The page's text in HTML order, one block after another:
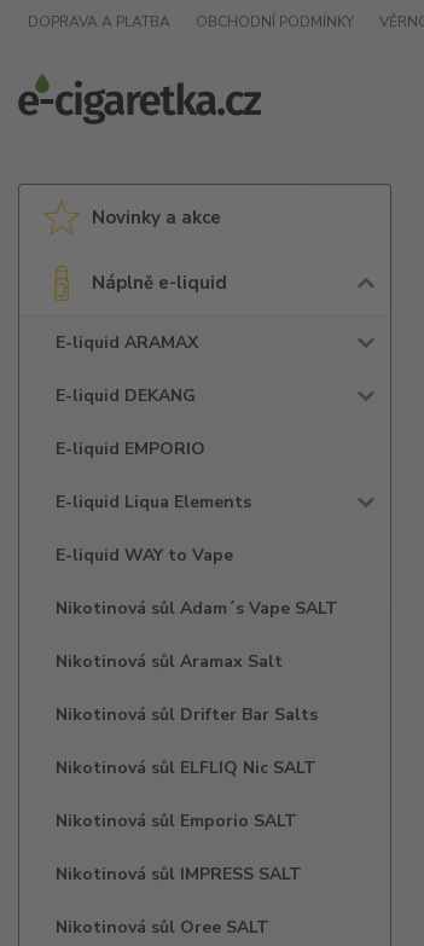
DOPRAVA A PLATBA OBCHODNÍ PODMÍNKY
Novinky a akce
Náplně e-liquid
E-liquid ARAMAX
E-liquid DEKANG
E-liquid EMPORIO
E-liquid Liqua Elements
E-liquid WAY to Vape
Nikotinová sůl Adam´s Vape SALT
Nikotinová sůl Aramax Salt
Nikotinová sůl Drifter Bar Salts
Nikotinová sůl ELFLIQ Nic SALT
Nikotinová sůl Emporio SALT
Nikotinová sůl IMPRESS SALT
Nikotinová sůl Oree SALT